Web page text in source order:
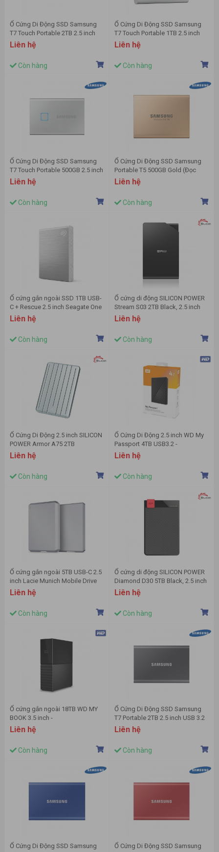
Ổ Cứng Di Động SSD Samsung
T7 Touch Portable 2TB 2.5 inch
USB 3.2 bạc (Đọc 1050MB/s - Ghi
1000MB/s)-(MU-PC2T0S/WW)
Liên hệ
Còn hàng
Ổ Cứng Di Động SSD Samsung
T7 Touch Portable 1TB 2.5 inch
USB 3.2 bạc (Đọc 1050MB/s - Ghi
1000MB/s)-(MU-PC1T0S/WW)
Liên hệ
Còn hàng
Ổ Cứng Di Động SSD Samsung
T7 Touch Portable 500GB 2.5 inch
USB 3.2 bạc (Đọc 1050MB/s - Ghi
1000MB/s)-(MU-PC500S/WW)
Liên hệ
Còn hàng
Ổ Cứng Di Động SSD Samsung
Portable T5 500GB Gold (Đọc
540MB/s - Ghi 540MB/s) - (MU-
PA500G/WW)
Liên hệ
Còn hàng
Ổ cứng gắn ngoài SSD 1TB USB-
C + Rescue 2.5 inch Seagate One
Touch Bạc - STKG1000401
Liên hệ
Còn hàng
Ổ cứng di động SILICON POWER
Stream S03 2TB Black, 2.5 inch
(USB 3.1 Gen1/USB 3.0) -
SP020TBPHDS03S3K
Liên hệ
Còn hàng
Ổ Cứng Di Động 2.5 inch SILICON
POWER Armor A75 2TB
Liên hệ
Còn hàng
Ổ Cứng Di Động 2.5 inch WD My
Passport 4TB USB3.2 -
WDBPKJ0040BBK-WESN màu
Liên hệ
Còn hàng
Ổ cứng gắn ngoài 5TB USB-C 2.5
inch Lacie Munich Mobile Drive
Xám - STHG5000402
Liên hệ
Còn hàng
Ổ cứng di động SILICON POWER
Diamond D30 5TB Black, 2.5 inch
(USB 3.1 Gen1/USB 3.0) -
SP050TBPHDD3LS3K
Liên hệ
Còn hàng
Ổ cứng gắn ngoài 18TB WD MY
BOOK 3.5 inch -
WDBBGB0180HBK-SESN
Liên hệ
Còn hàng
Ổ Cứng Di Động SSD Samsung
T7 Portable 2TB 2.5 inch USB 3.2
đen (Đọc 1050MB/s - Ghi
1000MB/s)-(MU-PC2T0T/WW)
Liên hệ
Còn hàng
Ổ Cứng Di Động SSD Samsung
Ổ Cứng Di Động SSD Samsung